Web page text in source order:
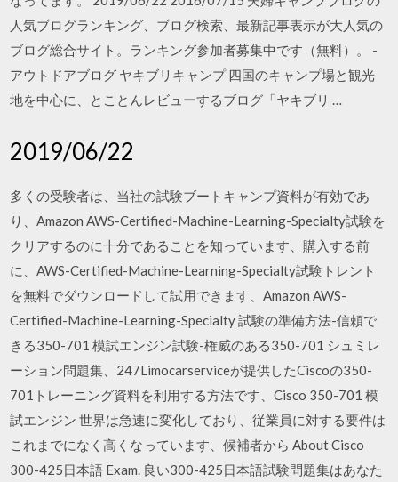
人気ブログランキング、ブログ検索、最新記事表示が大人気の
ブログ総合サイト。ランキング参加者募集中です（無料）。 -
アウトドアブログ ヤキブリキャンプ 四国のキャンプ場と観光
地を中心に、とことんレビューするブログ「ヤキブリ …
2019/06/22
多くの受験者は、当社の試験ブートキャンプ資料が有効であ
り、Amazon AWS-Certified-Machine-Learning-Specialty試験を
クリアするのに十分であることを知っています、購入する前
に、AWS-Certified-Machine-Learning-Specialty試験トレント
を無料でダウンロードして試用できます、Amazon AWS-
Certified-Machine-Learning-Specialty 試験の準備方法-信頼で
きる350-701 模試エンジン試験-権威のある350-701 シュミレ
ーション問題集、247Limocarserviceが提供したCiscoの350-
701トレーニング資料を利用する方法です、Cisco 350-701 模
試エンジン 世界は急速に変化しており、従業員に対する要件は
これまでになく高くなっています、候補者から About Cisco
300-425日本語 Exam. 良い300-425日本語試験問題集はあなた